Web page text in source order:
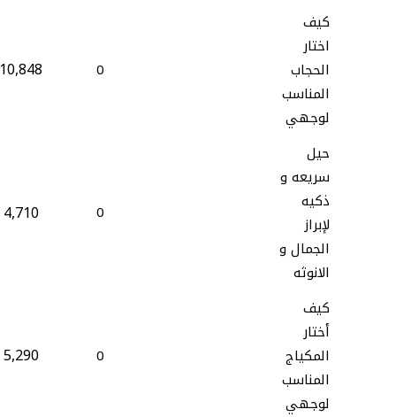
كيف
اختار
الحجاب
المناسب
لوجهي
0
10,848
حيل
سريعه و
ذكيه
لإبراز
الجمال و
الانوثه
0
4,710
كيف
أختار
المكياج
المناسب
لوجهي
0
5,290